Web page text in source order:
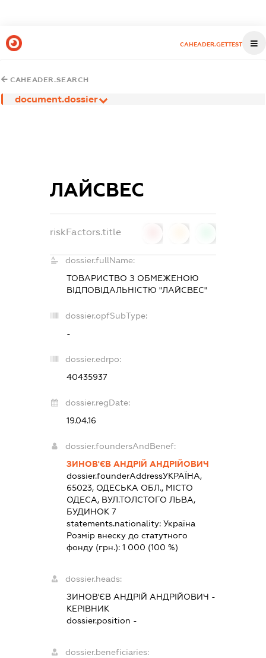
CAHEADER.GETTEST
CAHEADER.SEARCH
document.dossier
ЛАЙСВЕС
riskFactors.title
dossier.fullName:
ТОВАРИСТВО З ОБМЕЖЕНОЮ
ВІДПОВІДАЛЬНІСТЮ "ЛАЙСВЕС"
dossier.opfSubType:
-
dossier.edrpo:
40435937
dossier.regDate:
19.04.16
dossier.foundersAndBenef:
ЗИНОВ'ЄВ АНДРІЙ АНДРІЙОВИЧ
dossier.founderAddressУКРАЇНА,
65023, ОДЕСЬКА ОБЛ., МІСТО
ОДЕСА, ВУЛ.ТОЛСТОГО ЛЬВА,
БУДИНОК 7
statements.nationality: Україна
Розмір внеску до статутного
фонду (грн.): 1 000 (100 %)
dossier.heads:
ЗИНОВ'ЄВ АНДРІЙ АНДРІЙОВИЧ -
КЕРІВНИК
dossier.position -
dossier.beneficiaries: